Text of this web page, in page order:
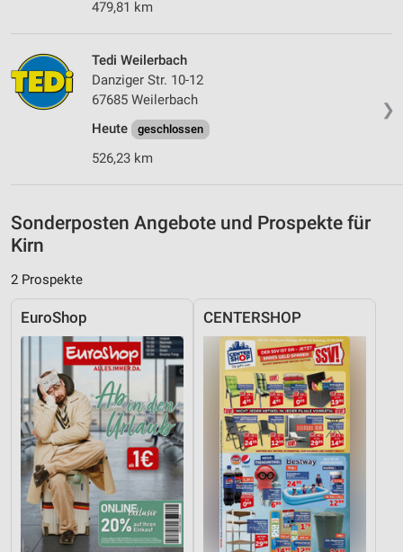
479,81 km
❯
Tedi Weilerbach
Danziger Str. 10-12
67685 Weilerbach
Heute
geschlossen
526,23 km
Sonderposten Angebote und Prospekte für
Kirn
2 Prospekte
EuroShop CENTERSHOP
Nicht-IAB-Verarbeitungszwecke:
Notwendig
Performance
Werbung